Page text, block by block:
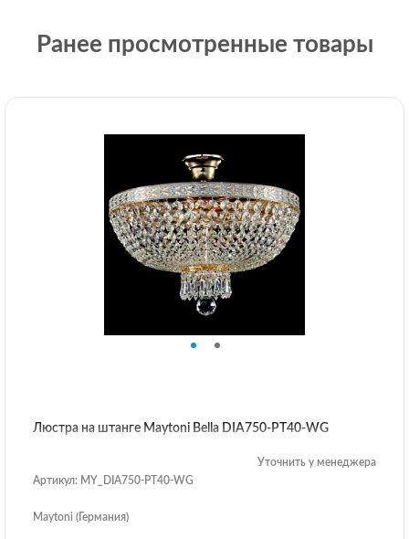
Ранее просмотренные товары
Люстра на штанге Maytoni Bella DIA750-PT40-WG
Уточнить у менеджера
Артикул: MY_DIA750-PT40-WG
Maytoni (Германия)